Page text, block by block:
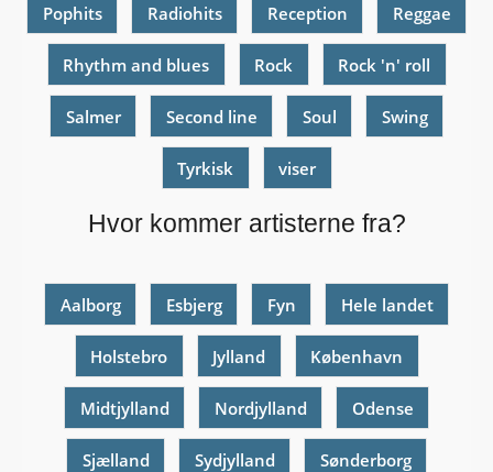
Pophits Radiohits Reception Reggae
Rhythm and blues Rock Rock 'n' roll
Salmer Second line Soul Swing
Tyrkisk viser
Hvor kommer artisterne fra?
Aalborg Esbjerg Fyn Hele landet
Holstebro Jylland København
Midtjylland Nordjylland Odense
Sjælland Sydjylland Sønderborg